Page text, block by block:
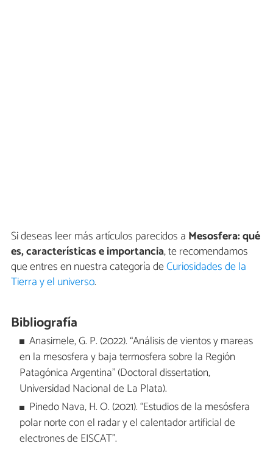
Si deseas leer más artículos parecidos a Mesosfera: qué
es, características e importancia, te recomendamos
que entres en nuestra categoría deCuriosidades de la
Tierra y el universo.
Bibliografía
Anasimele, G. P. (2022). “Análisis de vientos y mareas
en la mesosfera y baja termosfera sobre la Región
Patagónica Argentina” (Doctoral dissertation,
Universidad Nacional de La Plata).
Pinedo Nava, H. O. (2021). “Estudios de la mesósfera
polar norte con el radar y el calentador artificial de
electrones de EISCAT”.